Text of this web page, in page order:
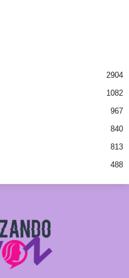
2904
1082
967
840
813
488